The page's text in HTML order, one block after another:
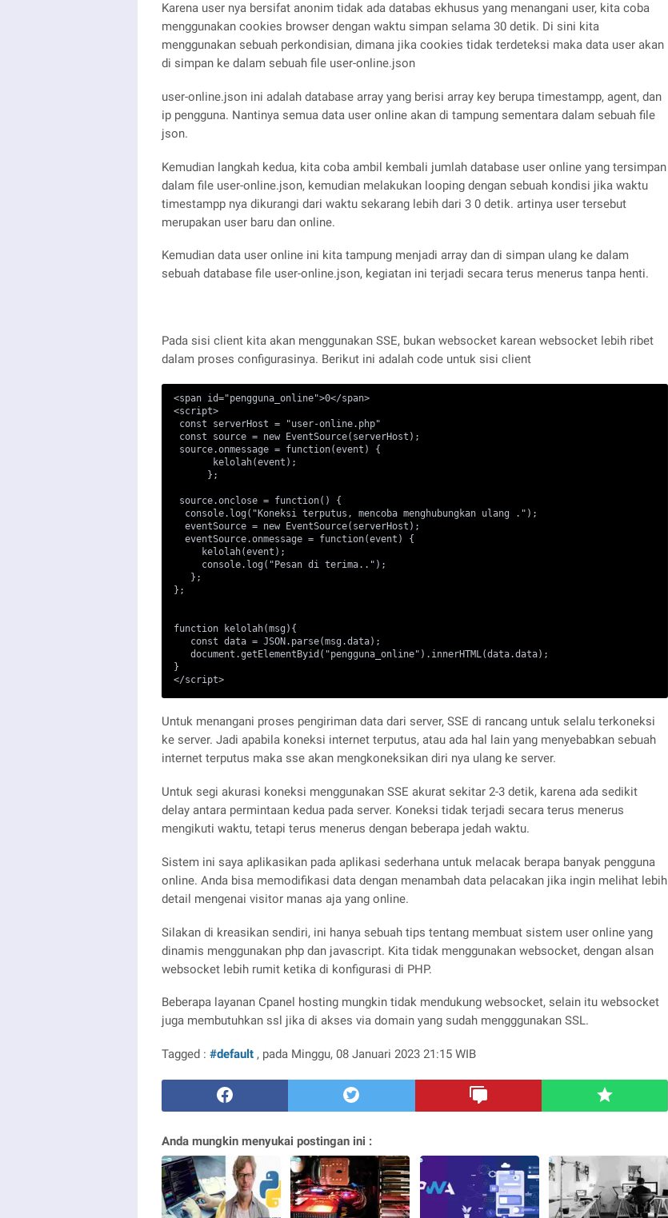
Karena user nya bersifat anonim tidak ada databas ekhusus yang menangani user, kita coba
menggunakan cookies browser dengan waktu simpan selama 30 detik. Di sini kita
menggunakan sebuah perkondisian, dimana jika cookies tidak terdeteksi maka data user akan
di simpan ke dalam sebuah file user-online.json
user-online.json ini adalah database array yang berisi array key berupa timestampp, agent, dan
ip pengguna. Nantinya semua data user online akan di tampung sementara dalam sebuah file
json.
Kemudian langkah kedua, kita coba ambil kembali jumlah database user online yang tersimpan
dalam file user-online.json, kemudian melakukan looping dengan sebuah kondisi jika waktu
timestampp nya dikurangi dari waktu sekarang lebih dari 3 0 detik. artinya user tersebut
merupakan user baru dan online.
Kemudian data user online ini kita tampung menjadi array dan di simpan ulang ke dalam
sebuah database file user-online.json, kegiatan ini terjadi secara terus menerus tanpa henti.
Pada sisi client kita akan menggunakan SSE, bukan websocket karean websocket lebih ribet
dalam proses configurasinya. Berikut ini adalah code untuk sisi client
<span id="pengguna_online">0</span>
<script>
const serverHost = "user-online.php"
const source = new EventSource(serverHost);
source.onmessage = function(event) {
       kelolah(event);
      };
source.onclose = function() {
  console.log("Koneksi terputus, mencoba menghubungkan ulang .");
  eventSource = new EventSource(serverHost);
  eventSource.onmessage = function(event) {
     kelolah(event);
     console.log("Pesan di terima..");
   };
};
function kelolah(msg){
   const data = JSON.parse(msg.data);
   document.getElementByid("pengguna_online").innerHTML(data.data);
}
</script>
Untuk menangani proses pengiriman data dari server, SSE di rancang untuk selalu terkoneksi
ke server. Jadi apabila koneksi internet terputus, atau ada hal lain yang menyebabkan sebuah
internet terputus maka sse akan mengkoneksikan diri nya ulang ke server.
Untuk segi akurasi koneksi menggunakan SSE akurat sekitar 2-3 detik, karena ada sedikit
delay antara permintaan kedua pada server. Koneksi tidak terjadi secara terus menerus
mengikuti waktu, tetapi terus menerus dengan beberapa jedah waktu.
Sistem ini saya aplikasikan pada aplikasi sederhana untuk melacak berapa banyak pengguna
online. Anda bisa memodifikasi data dengan menambah data pelacakan jika ingin melihat lebih
detail mengenai visitor manas aja yang online.
Silakan di kreasikan sendiri, ini hanya sebuah tips tentang membuat sistem user online yang
dinamis menggunakan php dan javascript. Kita tidak menggunakan websocket, dengan alsan
websocket lebih rumit ketika di konfigurasi di PHP.
Beberapa layanan Cpanel hosting mungkin tidak mendukung websocket, selain itu websocket
juga membutuhkan ssl jika di akses via domain yang sudah mengggunakan SSL.
Tagged : #default , pada Minggu, 08 Januari 2023 21:15 WIB
Anda mungkin menyukai postingan ini :